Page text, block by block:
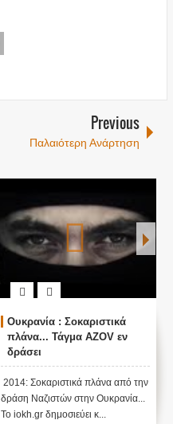
Previous
Παλαιότερη Ανάρτηση
«Σκιώδεις επιχειρήσεις»!!!
Απάτη ή αλήθεια όσα έχει
αποκαλύψει ο Duncan
O’Finioan ;;;
Η ιστορία του Duncan O’ Finioan
ή BOBBY JOE FANNIN είναι κάτι
αληθινό ή κάτι το φανταστι...